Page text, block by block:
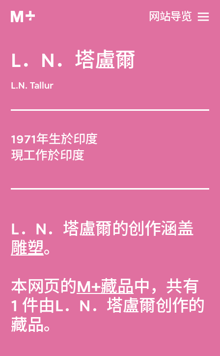
网站导览
L．N．塔盧爾
L.N. Tallur
1971年生於印度
現工作於印度
L．N．塔盧爾的创作涵盖
雕塑。
本网页的M+藏品中，共有
1 件由L．N．塔盧爾创作的
藏品。